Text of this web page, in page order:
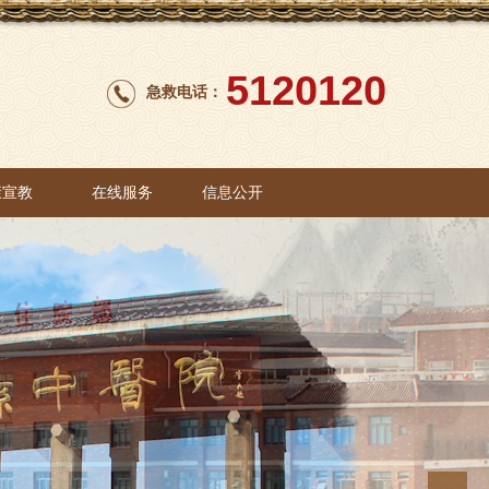
急救电话： 5120120
信息公开
教
教
在线服务
在线服务